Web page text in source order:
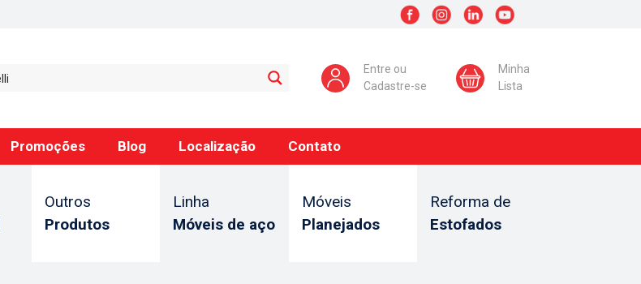
Entre ou
Cadastre-se
Minha
Lista
Promoções Blog Localização Contato
Outros
Produtos
Linha
Móveis de aço
Móveis
Planejados
Reforma de
Estofados